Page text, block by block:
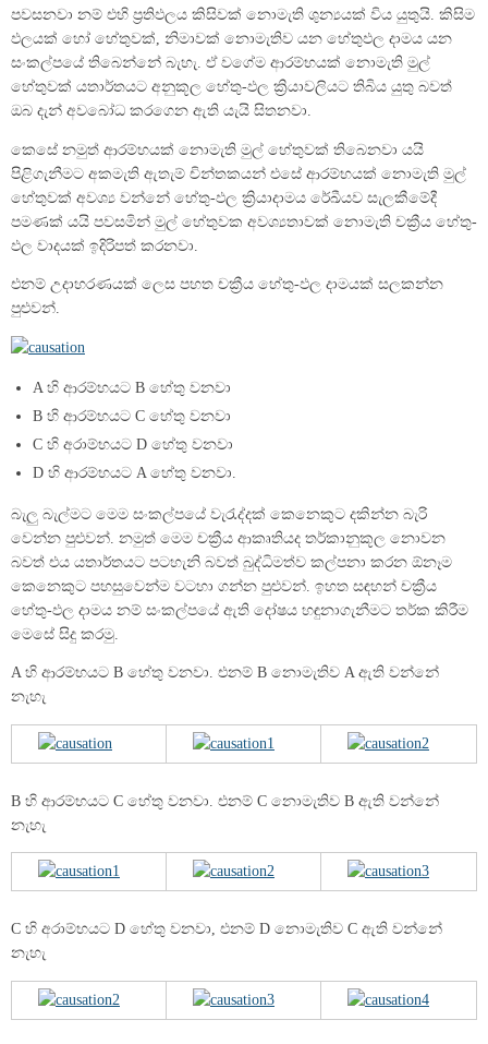
පවසනවා නම් එහි ප්‍රතිඵලය කිසිවක් නොමැති ශුන්‍යයක් විය යුතුයි. කිසිම
ඵලයක් හෝ හේතුවක්, නිමාවක් නොමැතිව යන හේතුඵල දාමය යන
සංකල්පයේ තිබෙන්නේ බැහැ. ඒ වගේම ආරම්භයක් නොමැති මුල්
හේතුවක් යතාර්තයට අනුකූල හේතු-ඵල ක්‍රියාවලියට තිබිය යුතු බවත්
ඔබ දැන් අවබෝධ කරගෙන ඇති යැයි සිතනවා.
කෙසේ නමුත් ආරම්භයක් නොමැති මුල් හේතුවක් තිබෙනවා යයි
පිළිගැනීමට අකමැති ඇතැම් චින්තකයන් එසේ ආරම්භයක් නොමැති මුල්
හේතුවක් අවශ්‍ය වන්නේ හේතු-ඵල ක්‍රියාදාමය රේඛීයව සැලකීමේදී
පමණක් යයි පවසමින් මුල් හේතුවක අවශ්‍යතාවක් නොමැති චක්‍රීය හේතු-
ඵල වාදයක් ඉදිරිපත් කරනවා.
එනම් උදාහරණයක් ලෙස පහත චක්‍රීය හේතු-ඵල දාමයක් සලකන්න
පුළුවන්.
A හි ආරම්භයට B හේතු වනවා
B හි ආරම්භයට C හේතු වනවා
C හි අරාම්භයට D හේතු වනවා
D හි ආරම්භයට A හේතු වනවා.
බැලු බැල්මට මෙම සංකල්පයේ වැරැද්දක් කෙනෙකුට දකින්න බැරි
වෙන්න පුළුවන්. නමුත් මෙම චක්‍රීය ආකෘතියද තර්කානුකූල නොවන
බවත් එය යතාර්තයට පටහැනි බවත් බුද්ධිමත්ව කල්පනා කරන ඕනෑම
කෙනෙකුට පහසුවෙන්ම වටහා ගන්න පුළුවන්. ඉහත සඳහන් චක්‍රීය
හේතු-ඵල දාමය නම් සංකල්පයේ ඇති දෝෂය හඳුනාගැනීමට තර්ක කිරීම
මෙසේ සිදු කරමු.
A හි ආරම්භයට B හේතු වනවා. එනම් B නොමැතිව A ඇති වන්නේ
නැහැ
B හි ආරම්භයට C හේතු වනවා. එනම් C නොමැතිව B ඇති වන්නේ
නැහැ
C හි අරාම්භයට D හේතු වනවා, එනම් D නොමැතිව C ඇති වන්නේ
නැහැ